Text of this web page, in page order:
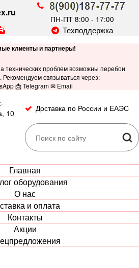
ПН-ПТ 8:00 - 17:00
Техподдержка
клиенты и партнеры!
технических проблем возможны перебои
Рекомендуем связываться через:
📩 Telegram ✉ Email
10
Доставка по России и ЕАЭС
Главная
оборудования
О нас
и оплата
Контакты
Акции